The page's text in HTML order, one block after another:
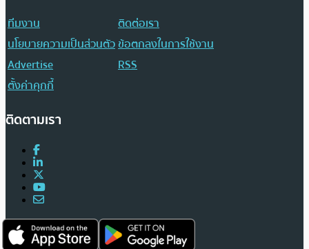
ทีมงาน
ติดต่อเรา
นโยบายความเป็นส่วนตัวข้อตกลงในการใช้งาน
Advertise
RSS
ตั้งค่าคุกกี้
ติดตามเรา